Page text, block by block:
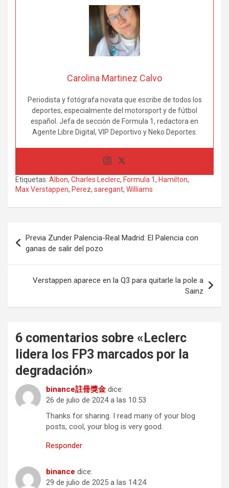
Carolina Martinez Calvo
Periodista y fotógrafa novata que escribe de todos los
deportes, especialmente del motorsport y de fútbol
español. Jefa de sección de Formula 1, redactora en
Agente Libre Digital, VIP Deportivo y Neko Deportes.
Etiquetas: Albon, Charles Leclerc, Formula 1, Hamilton,
Max Verstappen, Perez, saregant, Williams
de
entradas
Previa Zunder Palencia-Real Madrid: El Palencia con
ganas de salir del pozo
Verstappen aparece en la Q3 para quitarle la pole a
Sainz
6 comentarios sobre « Leclerc
lidera los FP3 marcados por la
degradación»
binance註冊獎金 dice:
26 de julio de 2024 a las 10:53
Thanks for sharing. I read many of your blog
posts, cool, your blog is very good.
Responder
binance dice:
29 de julio de 2025 a las 14:24